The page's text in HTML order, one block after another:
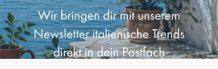
Oldenburg
Potsdam
Rostock